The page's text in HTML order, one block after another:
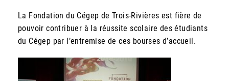
La Fondation du Cégep de Trois-Rivières est fière de
pouvoir contribuer à la réussite scolaire des étudiants
du Cégep par l’entremise de ces bourses d’accueil.